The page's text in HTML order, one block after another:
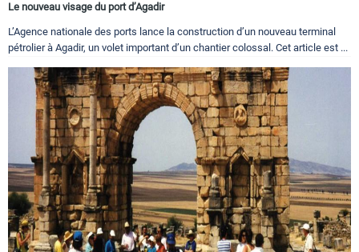
Le nouveau visage du port d’Agadir
L’Agence nationale des ports lance la construction d’un nouveau terminal
pétrolier à Agadir, un volet important d’un chantier colossal. Cet article est ...